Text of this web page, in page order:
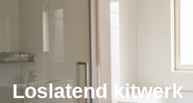
Loslatend kitwerk